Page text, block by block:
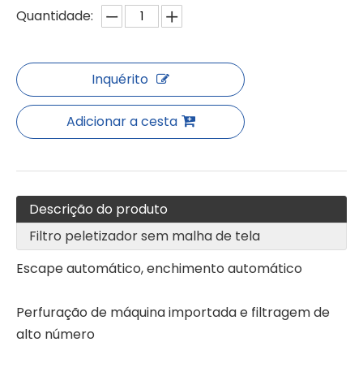
sem filtro de malha para pelotização de resíduos
Quantidade:
Inquérito
Adicionar a cesta
Descrição do produto
Filtro peletizador sem malha de tela
Escape automático, enchimento automático
Perfuração de máquina importada e filtragem de
alto número